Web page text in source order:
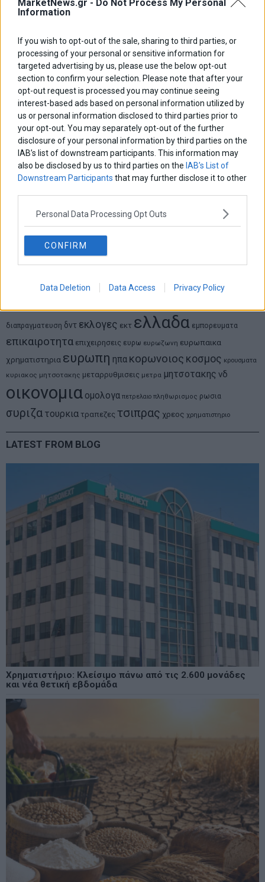
MarketNews.gr - Do Not Process My Personal
Information
If you wish to opt-out of the sale, sharing to third parties, or
processing of your personal or sensitive information for
targeted advertising by us, please use the below opt-out
section to confirm your selection. Please note that after your
opt-out request is processed you may continue seeing
interest-based ads based on personal information utilized by
us or personal information disclosed to third parties prior to
your opt-out. You may separately opt-out of the further
disclosure of your personal information by third parties on the
IAB’s list of downstream participants. This information may
also be disclosed by us to third parties on the IAB’s List of
Downstream Participants that may further disclose it to other
Personal Data Processing Opt Outs
CONFIRM
Data Deletion Data Access Privacy Policy
Σταματίνα Σταματάκου
Η βία κατά των ζώων δεν αντέχει βολικές ερμηνείες
Δημήτρης Καμπουράκης
Από την αποθέωση στην καταγγελία: Η Ελλάδα πάντα
ψάχνει τον επόμενο Μεσσία
Νικόλαος Φουρτζής
MIT Sloan: Οι AI-driven επιχειρήσεις διαμορφώνουν το νέο
μοντέλο επιχειρηματικότητας
Στις 11/12 το πρώτο ευρωπαϊκό ντέρμπι «αιωνίων»
ΕΤΙΚΕΤΕΣ
marketnews nikkeiwallΑγορες ΗΠΑ Ιταλια
διαπραγματευση δντ εκλογες εκτ ελλαδα εμπορευματα
επικαιροτητα επιχειρησεις ευρω ευρωζωνη ευρωπαικα
χρηματιστηρια ευρωπη ηπα κορωνοιος κοσμος κρουσματα
κυριακος μητσοτακης μεταρρυθμισεις μετρα μητσοτακης νδ
οικονομια ομολογα πετρελαιο πληθωρισμος ρωσια
συριζα τουρκια τραπεζες τσιπρας χρεος χρηματιστηριο
LATEST FROM BLOG
Χρηματιστήριο: Κλείσιμο πάνω από τις 2.600 μονάδες
και νέα θετική εβδομάδα